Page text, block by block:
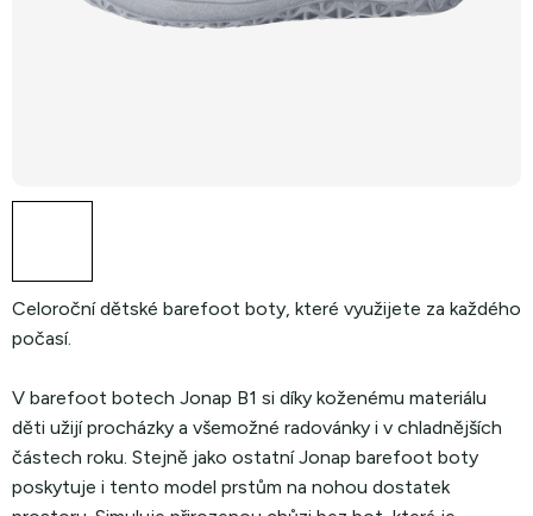
Celoroční dětské barefoot boty, které využijete za každého
počasí.
V barefoot botech Jonap B1 si díky koženému materiálu
děti užijí procházky a všemožné radovánky i v chladnějších
částech roku. Stejně jako ostatní Jonap barefoot boty
poskytuje i tento model prstům na nohou dostatek